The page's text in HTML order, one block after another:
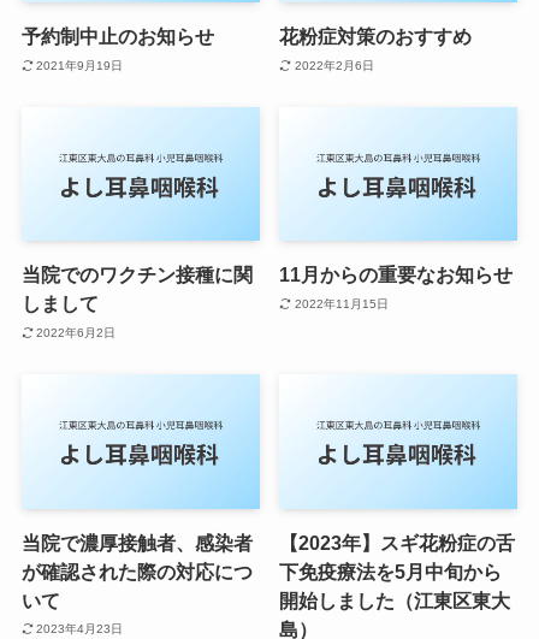
予約制中止のお知らせ
2021年9月19日
花粉症対策のおすすめ
2022年2月6日
当院でのワクチン接種に関
しまして
2022年6月2日
11月からの重要なお知らせ
2022年11月15日
当院で濃厚接触者、感染者
が確認された際の対応につ
いて
2023年4月23日
【2023年】スギ花粉症の舌
下免疫療法を5月中旬から
開始しました（江東区東大
島）